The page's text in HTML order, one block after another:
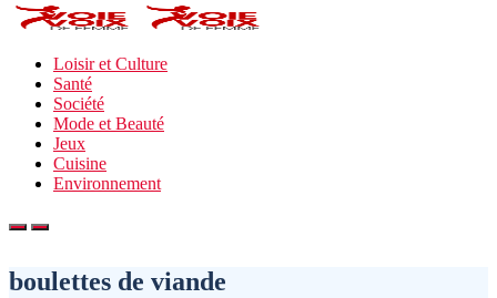
Loisir et Culture
Santé
Société
Mode et Beauté
Jeux
Cuisine
Environnement
boulettes de viande